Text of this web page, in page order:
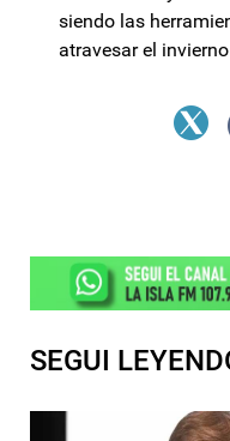
siendo las
atravesar el
SEGUI